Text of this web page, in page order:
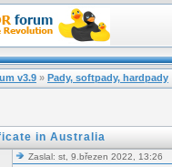
v3.9 » Pady, softpady, hardpady
in Australia
Zaslal: st, 9.březen 2022, 13:26